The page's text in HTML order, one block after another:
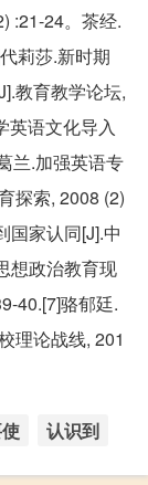
:21-24。茶经.
莉莎.新时期
教育教学论坛,
英语文化导入
兰.加强英语专
探索, 2008 (2)
国家认同[J].中
想政治教育现
40.[7]骆郁廷.
理论战线, 201
认识到